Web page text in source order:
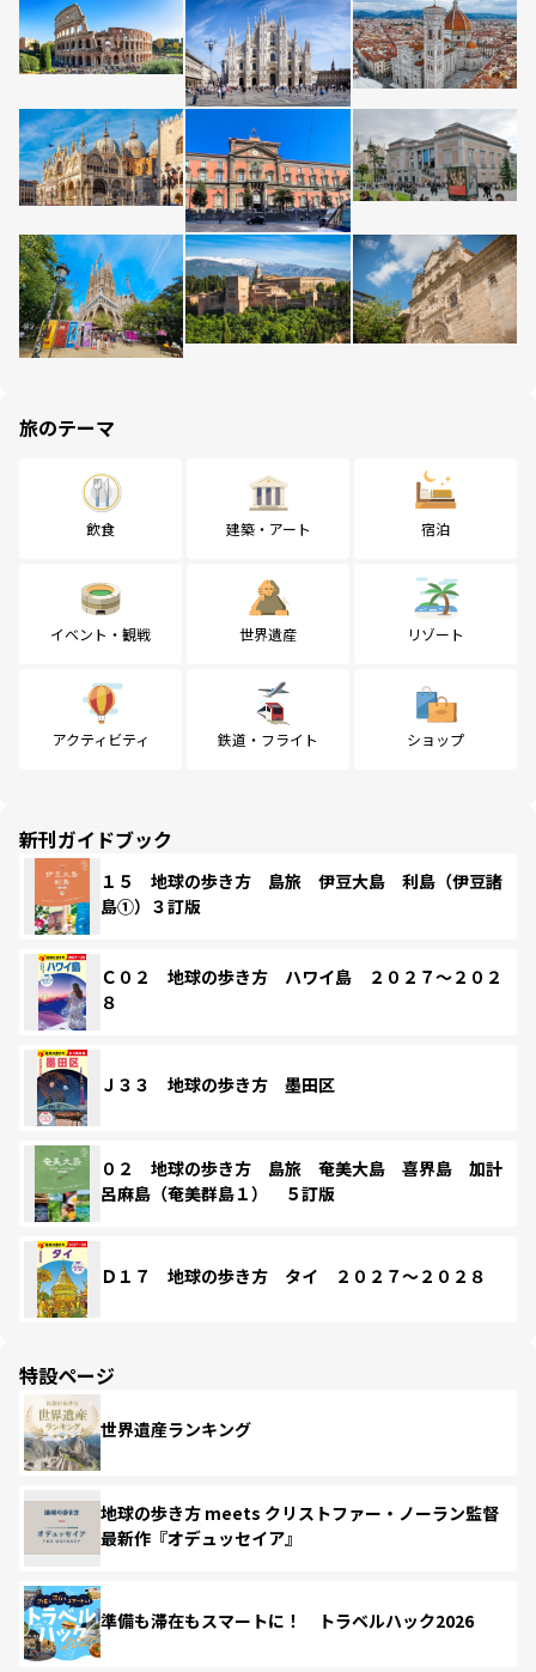
旅のテーマ
飲食 建築・アート 宿泊
イベント・観戦 世界遺産 リゾート
アクティビティ 鉄道・フライト ショップ
新刊ガイドブック
１５ 地球の歩き方 島旅 伊豆大島 利島（伊豆諸
島①）３訂版
Ｃ０２ 地球の歩き方 ハワイ島 ２０２７～２０２
８
Ｊ３３ 地球の歩き方 墨田区
０２ 地球の歩き方 島旅 奄美大島 喜界島 加計
呂麻島（奄美群島１） ５訂版
Ｄ１７ 地球の歩き方 タイ ２０２７～２０２８
特設ページ
世界遺産ランキング
地球の歩き方 meets クリストファー・ノーラン監督
最新作『オデュッセイア』
準備も滞在もスマートに！ トラベルハック2026